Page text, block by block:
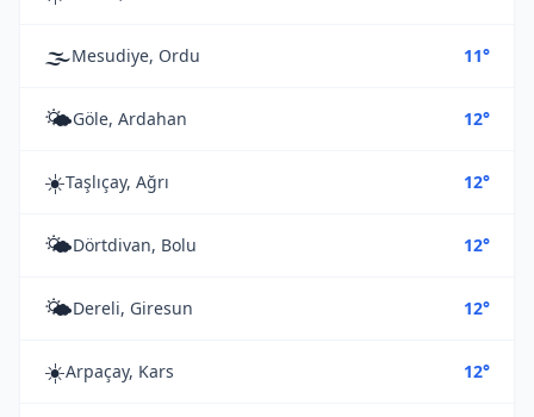
🌫️Mesudiye, Ordu 11°
🌤️Göle, Ardahan 12°
☀️Taşlıçay, Ağrı 12°
🌤️Dörtdivan, Bolu 12°
🌤️Dereli, Giresun 12°
☀️Arpaçay, Kars 12°